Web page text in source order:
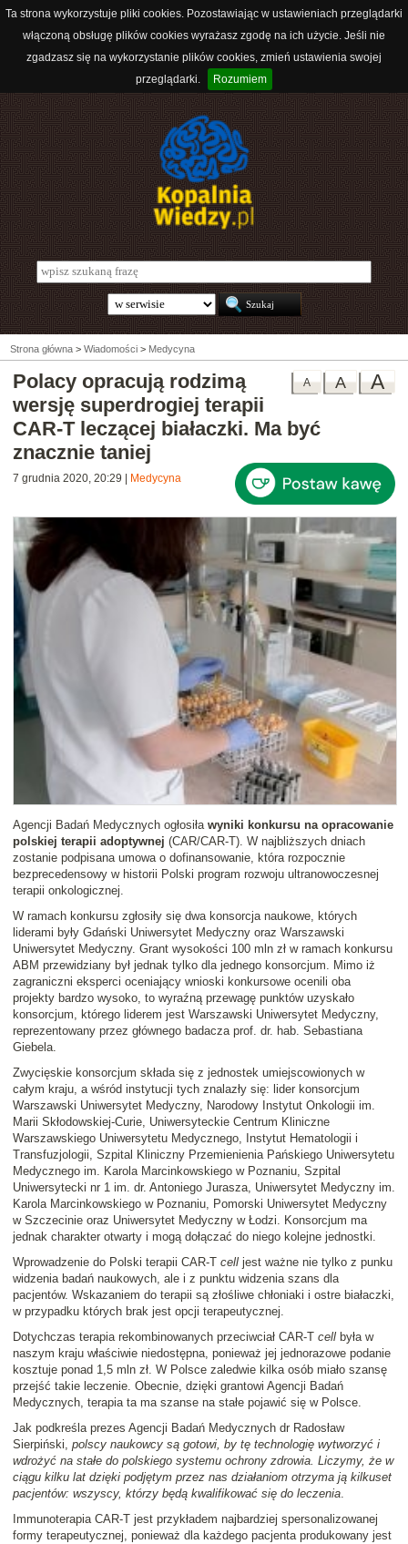
Ta strona wykorzystuje pliki cookies. Pozostawiając w ustawieniach przeglądarki
włączoną obsługę plików cookies wyrażasz zgodę na ich użycie. Jeśli nie
zgadzasz się na wykorzystanie plików cookies, zmień ustawienia swojej
przeglądarki.
Rozumiem
Strona główna > Wiadomości > Medycyna
A
A
A
Polacy opracują rodzimą
wersję superdrogiej terapii
CAR-T leczącej białaczki. Ma być
znacznie taniej
7 grudnia 2020, 20:29 Medycyna
Agencji Badań Medycznych ogłosiła wyniki konkursu na opracowanie
polskiej terapii adoptywnej (CAR/CAR-T). W najbliższych dniach
zostanie podpisana umowa o dofinansowanie, która rozpocznie
bezprecedensowy w historii Polski program rozwoju ultranowoczesnej
terapii onkologicznej.
W ramach konkursu zgłosiły się dwa konsorcja naukowe, których
liderami były Gdański Uniwersytet Medyczny oraz Warszawski
Uniwersytet Medyczny. Grant wysokości 100 mln zł w ramach konkursu
ABM przewidziany był jednak tylko dla jednego konsorcjum. Mimo iż
zagraniczni eksperci oceniający wnioski konkursowe ocenili oba
projekty bardzo wysoko, to wyraźną przewagę punktów uzyskało
konsorcjum, którego liderem jest Warszawski Uniwersytet Medyczny,
reprezentowany przez głównego badacza prof. dr. hab. Sebastiana
Giebela.
Zwycięskie konsorcjum składa się z jednostek umiejscowionych w
całym kraju, a wśród instytucji tych znalazły się: lider konsorcjum
Warszawski Uniwersytet Medyczny, Narodowy Instytut Onkologii im.
Marii Skłodowskiej-Curie, Uniwersyteckie Centrum Kliniczne
Warszawskiego Uniwersytetu Medycznego, Instytut Hematologii i
Transfuzjologii, Szpital Kliniczny Przemienienia Pańskiego Uniwersytetu
Medycznego im. Karola Marcinkowskiego w Poznaniu, Szpital
Uniwersytecki nr 1 im. dr. Antoniego Jurasza, Uniwersytet Medyczny im.
Karola Marcinkowskiego w Poznaniu, Pomorski Uniwersytet Medyczny
w Szczecinie oraz Uniwersytet Medyczny w Łodzi. Konsorcjum ma
jednak charakter otwarty i mogą dołączać do niego kolejne jednostki.
Wprowadzenie do Polski terapii CAR-T cell jest ważne nie tylko z punku
widzenia badań naukowych, ale i z punktu widzenia szans dla
pacjentów. Wskazaniem do terapii są złośliwe chłoniaki i ostre białaczki,
w przypadku których brak jest opcji terapeutycznej.
Dotychczas terapia rekombinowanych przeciwciał CAR-T cell była w
naszym kraju właściwie niedostępna, ponieważ jej jednorazowe podanie
kosztuje ponad 1,5 mln zł. W Polsce zaledwie kilka osób miało szansę
przejść takie leczenie. Obecnie, dzięki grantowi Agencji Badań
Medycznych, terapia ta ma szanse na stałe pojawić się w Polsce.
Jak podkreśla prezes Agencji Badań Medycznych dr Radosław
Sierpiński, polscy naukowcy są gotowi, by tę technologię wytworzyć i
wdrożyć na stałe do polskiego systemu ochrony zdrowia. Liczymy, że w
ciągu kilku lat dzięki podjętym przez nas działaniom otrzyma ją kilkuset
pacjentów: wszyscy, którzy będą kwalifikować się do leczenia.
Immunoterapia CAR-T jest przykładem najbardziej spersonalizowanej
formy terapeutycznej, ponieważ dla każdego pacjenta produkowany jest